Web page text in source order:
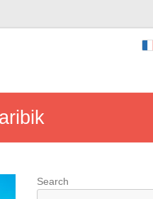
Search